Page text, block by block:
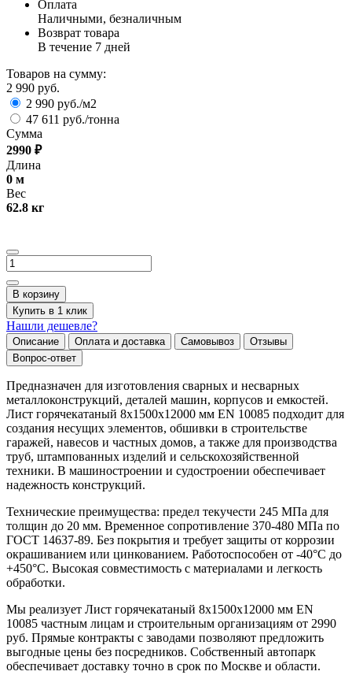
Оплата
Наличными, безналичным
Возврат товара
В течение 7 дней
Товаров на сумму:
2 990 руб.
2 990 руб./м2
47 611 руб./тонна
Сумма
2990 ₽
Длина
0 м
Вес
62.8 кг
В корзину
Купить в 1 клик
Нашли дешевле?
Описание Оплата и доставка Самовывоз
Отзывы
Вопрос-ответ
Предназначен для изготовления сварных и несварных
металлоконструкций, деталей машин, корпусов и емкостей.
Лист горячекатаный 8х1500х12000 мм EN 10085 подходит для
создания несущих элементов, обшивки в строительстве
гаражей, навесов и частных домов, а также для производства
труб, штампованных изделий и сельскохозяйственной
техники. В машиностроении и судостроении обеспечивает
надежность конструкций.
Технические преимущества: предел текучести 245 МПа для
толщин до 20 мм. Временное сопротивление 370-480 МПа по
ГОСТ 14637-89. Без покрытия и требует защиты от коррозии
окрашиванием или цинкованием. Работоспособен от -40°C до
+450°C. Высокая совместимость с материалами и легкость
обработки.
Мы реализует Лист горячекатаный 8х1500х12000 мм EN
10085 частным лицам и строительным организациям от 2990
руб. Прямые контракты с заводами позволяют предложить
выгодные цены без посредников. Собственный автопарк
обеспечивает доставку точно в срок по Москве и области.